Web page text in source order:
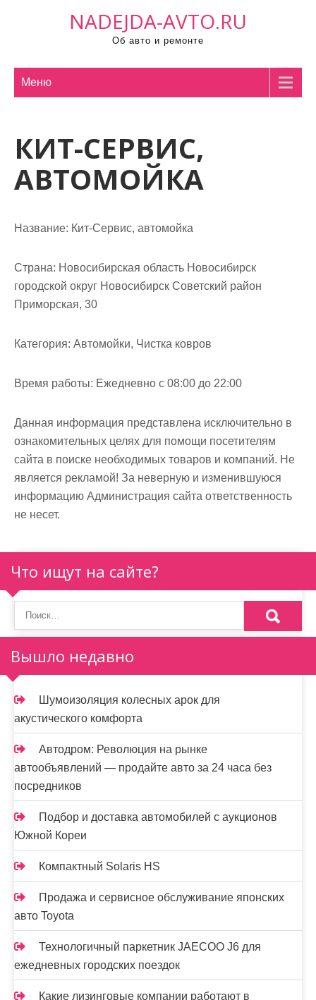
NADEJDA-AVTO.RU
Об авто и ремонте
Меню
КИТ-СЕРВИС,
АВТОМОЙКА
Название: Кит-Сервис, автомойка
Страна: Новосибирская область Новосибирск
городской округ Новосибирск Советский район
Приморская, 30
Категория: Автомойки, Чистка ковров
Время работы: Ежедневно с 08:00 до 22:00
Данная информация представлена исключительно в
ознакомительных целях для помощи посетителям
сайта в поиске необходимых товаров и компаний. Не
является рекламой! За неверную и изменившуюся
информацию Администрация сайта ответственность
не несет.
Что ищут на сайте?
Вышло недавно
Шумоизоляция колесных арок для
акустического комфорта
Автодром: Революция на рынке
автообъявлений — продайте авто за 24 часа без
посредников
Подбор и доставка автомобилей с аукционов
Южной Кореи
Компактный Solaris HS
Продажа и сервисное обслуживание японских
авто Toyota
Технологичный паркетник JAECOO J6 для
ежедневных городских поездок
Какие лизинговые компании работают в